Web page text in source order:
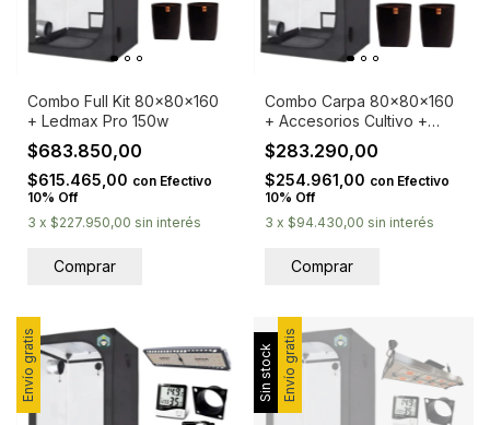
Combo Full Kit 80x80x160
+ Ledmax Pro 150w
$683.850,00
$615.465,00 con Efectivo
10% Off
3 x $227.950,00 sin interés
Combo Carpa 80x80x160
+ Accesorios Cultivo +
Medidor Ph
$283.290,00
$254.961,00 con Efectivo
10% Off
3 x $94.430,00 sin interés
Envío gratis Sin stock Envío gratis